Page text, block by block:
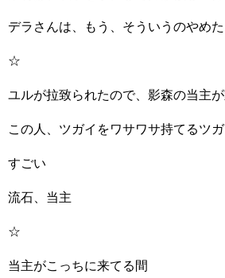
デラさんは、もう、そういうのやめ
☆
ユルが拉致られたので、影森の当主
この人、ツガイをワサワサ持てるツ
すごい
流石、当主
☆
当主がこっちに来てる間